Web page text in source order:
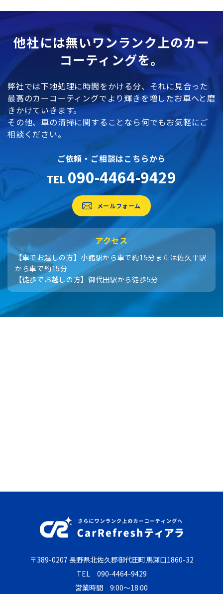
他社には無いワンランク上のカー
コーティングを。
弊社では下地処理に時間をかける分、それに見合った
最高のカーコーティングでより輝きを増したお車へと磨
きかけていきます。
その他、車の清掃に関することなら何でもお気軽にご
相談ください。
ご依頼・ご相談はこちらから
TEL 090-4464-9429
メールフォーム
アクセス
【車でお越しの方】小諸駅から車で約15分または佐久平駅
から車で約15分
【徒歩でお越しの方】御代田駅から徒歩5分
〒389-0207 長野県北佐久郡御代田町馬瀬口1860-32
TEL 090-4464-9429
営業時間 9:00～18:00